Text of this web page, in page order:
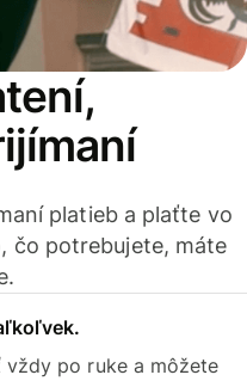
platieb a plaťte vo
čo potrebujete, máte
vždy po ruke a môžete